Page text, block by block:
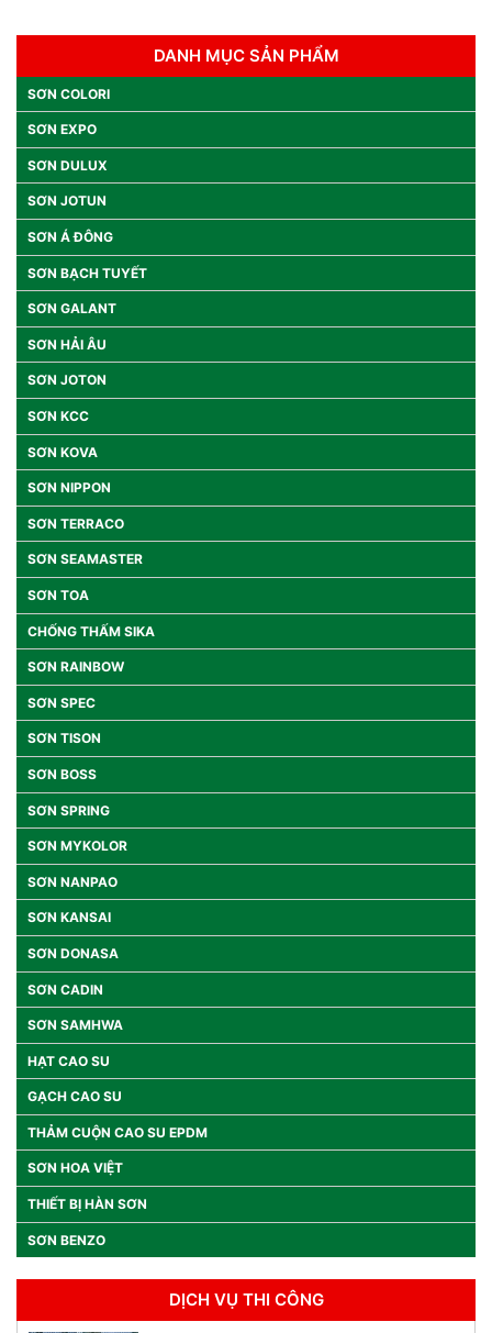
DANH MỤC SẢN PHẨM
SƠN COLORI
SƠN EXPO
SƠN DULUX
SƠN JOTUN
SƠN Á ĐÔNG
SƠN BẠCH TUYẾT
SƠN GALANT
SƠN HẢI ÂU
SƠN JOTON
SƠN KCC
SƠN KOVA
SƠN NIPPON
SƠN TERRACO
SƠN SEAMASTER
SƠN TOA
CHỐNG THẤM SIKA
SƠN RAINBOW
SƠN SPEC
SƠN TISON
SƠN BOSS
SƠN SPRING
SƠN MYKOLOR
SƠN NANPAO
SƠN KANSAI
SƠN DONASA
SƠN CADIN
SƠN SAMHWA
HẠT CAO SU
GẠCH CAO SU
THẢM CUỘN CAO SU EPDM
SƠN HOA VIỆT
THIẾT BỊ HÀN SƠN
SƠN BENZO
DỊCH VỤ THI CÔNG